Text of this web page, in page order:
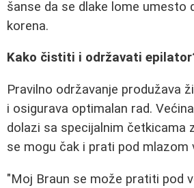
šanse da se dlake lome umesto
korena.
Kako čistiti i održavati
Pravilno održavanje produžava
i osigurava optimalan rad.
dolazi sa specijalnim četkicama
se mogu čak i prati pod mlazom
"Moj Braun se može pratiti pod